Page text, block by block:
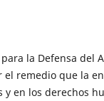
la Defensa del
el remedio que la
y en los derechos